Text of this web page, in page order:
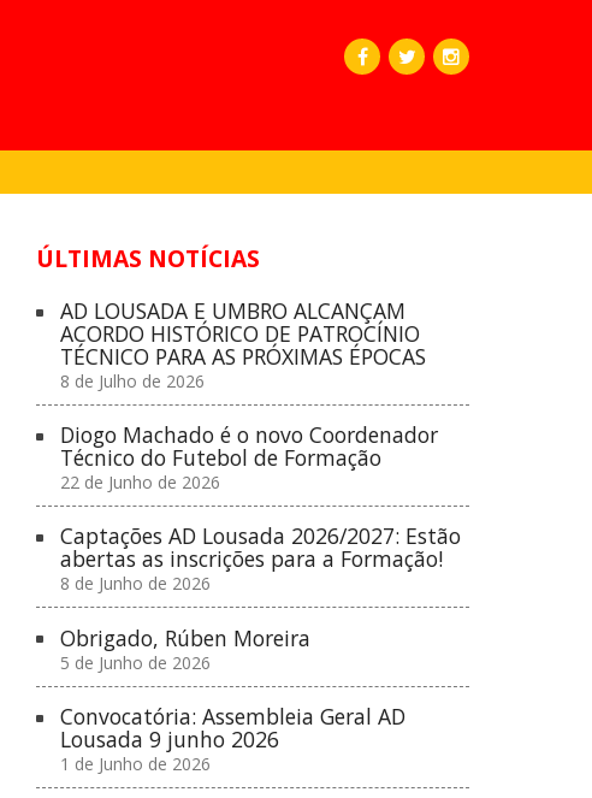
ÚLTIMAS NOTÍCIAS
AD LOUSADA E UMBRO ALCANÇAM
ACORDO HISTÓRICO DE PATROCÍNIO
TÉCNICO PARA AS PRÓXIMAS ÉPOCAS
8 de Julho de 2026
Diogo Machado é o novo Coordenador
Técnico do Futebol de Formação
22 de Junho de 2026
Captações AD Lousada 2026/2027: Estão
abertas as inscrições para a Formação!
8 de Junho de 2026
Obrigado, Rúben Moreira
5 de Junho de 2026
Convocatória: Assembleia Geral AD
Lousada 9 junho 2026
1 de Junho de 2026